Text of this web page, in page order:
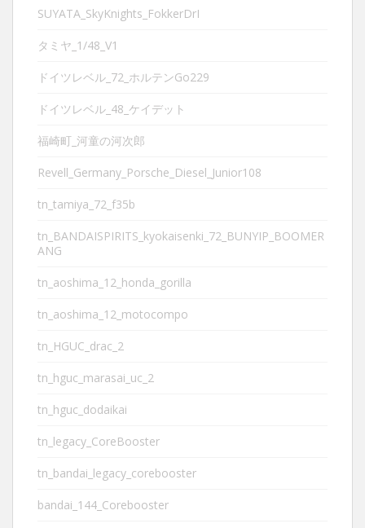
SUYATA_SkyKnights_FokkerDrI
タミヤ_1/48_V1
ドイツレベル_72_ホルテンGo229
ドイツレベル_48_ケイデット
福崎町_河童の河次郎
Revell_Germany_Porsche_Diesel_Junior108
tn_tamiya_72_f35b
tn_BANDAISPIRITS_kyokaisenki_72_BUNYIP_BOOMER
ANG
tn_aoshima_12_honda_gorilla
tn_aoshima_12_motocompo
tn_HGUC_drac_2
tn_hguc_marasai_uc_2
tn_hguc_dodaikai
tn_legacy_CoreBooster
tn_bandai_legacy_corebooster
bandai_144_Corebooster